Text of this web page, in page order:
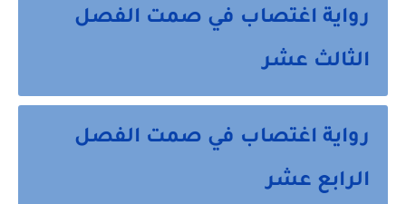
رواية اغتصاب في صمت الفصل
الثالث عشر
رواية اغتصاب في صمت الفصل
الرابع عشر